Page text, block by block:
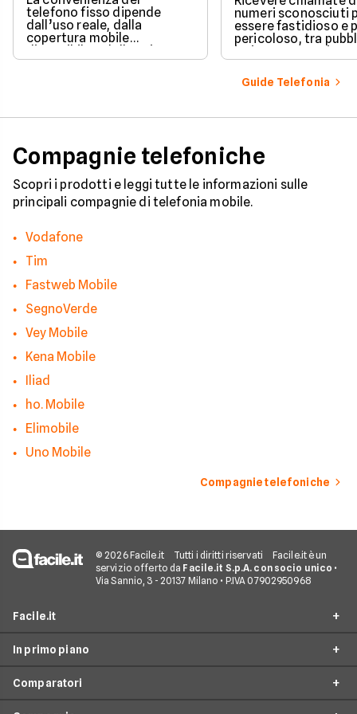
telefono fisso dipende
dall’uso reale, dalla
copertura mobile
disponibile e dalle esigenze
di casa o lavoro.
numeri sconosciuti
essere fastidioso e
pericoloso, tra
insistente e veri e
tentativi di truffa.
come il tuo numero
nelle mani dei call
efficaci per
riconoscere i
pericolo e a usare gli
strumenti giusti per
bloccare finalmente
contatti
Guide Telefonia
Compagnie telefoniche
Scopri i prodotti e leggi tutte le informazioni sulle
principali compagnie di telefonia mobile.
Vodafone
Tim
Fastweb Mobile
SegnoVerde
Vey Mobile
Kena Mobile
Iliad
ho. Mobile
Elimobile
Uno Mobile
Compagnie telefoniche
© 2026 Facile.it Tutti i diritti riservati
Facile.it è un
servizio offerto da Facile.it S.p.A. con socio unico •
Via Sannio, 3 - 20137 Milano • P.IVA 07902950968
Facile.it
Assicurazioni
Prestiti
In primo piano
Offerte Telefonia mobile
Comparatori